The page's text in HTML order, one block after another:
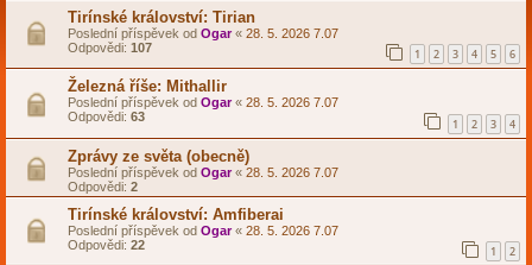
Tirínské království: Tirian
Poslední příspěvek od Ogar« 28. 5. 2026 7.07
Odpovědi: 107 1 2 3 4 5 6
Železná říše: Mithallir
Poslední příspěvek od Ogar« 28. 5. 2026 7.07
Odpovědi: 63 1 2 3 4
Zprávy ze světa (obecně)
Poslední příspěvek od Ogar« 28. 5. 2026 7.07
Odpovědi: 2
Tirínské království: Amfiberai
Poslední příspěvek od Ogar« 28. 5. 2026 7.07
Odpovědi: 22 1 2